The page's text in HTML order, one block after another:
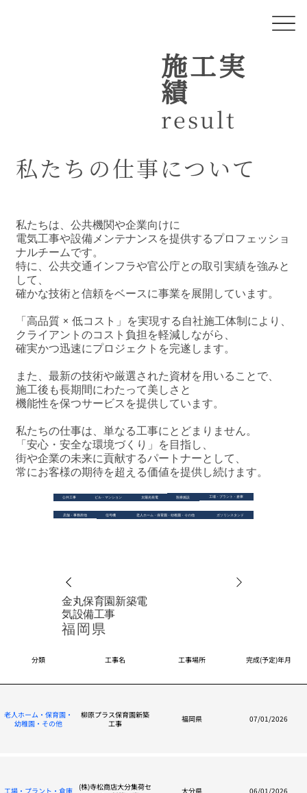
施工実
績
result
私たちの仕事について
私たちは、公共機関や企業向けに
電気工事や設備メンテナンスを提供するプロフェッショ
ナルチームです。
特に、公共交通インフラや官公庁との取引実績を強みと
して、
確かな技術と信頼をベースに事業を展開しています。
「高品質 × 低コスト」を実現する自社施工体制により、
クライアントのコスト負担を軽減しながら、
確実かつ迅速にプロジェクトを完遂します。
また、最新の技術や厳選された資材を用いることで、
施工後も長期間にわたって美しさと
機能性を保つサービスを提供しています。
私たちの仕事は、単なる工事にとどまりません。
「安心・安全な環境づくり」を目指し、
街や企業の未来に貢献するパートナーとして、
常にお客様の期待を超える価値を提供し続けます。
公共工事 ビル・マンション 太陽光発電 医療施設 工場・プラント・倉庫
店舗・事務所他 信号機 老人ホーム・保育園・幼稚園・その他 ガソリンスタンド
金丸保育園新築電
気設備工事
福岡県
分類 工事名 工事場所 完成(予定)年月
老人ホーム・保育園・
幼稚園・その他
柳原プラス保育園新築
工事
福岡県 07/01/2026
工場・プラント・倉庫
(株)寺松商店大分集荷セ
大分県 06/01/2026